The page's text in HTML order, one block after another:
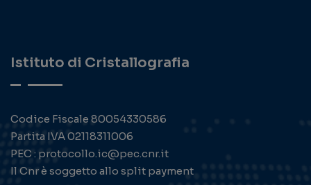
Istituto di Cristallografia
Codice Fiscale 80054330586
Partita IVA 02118311006
PEC : protocollo.ic@pec.cnr.it
Il Cnr è soggetto allo split payment